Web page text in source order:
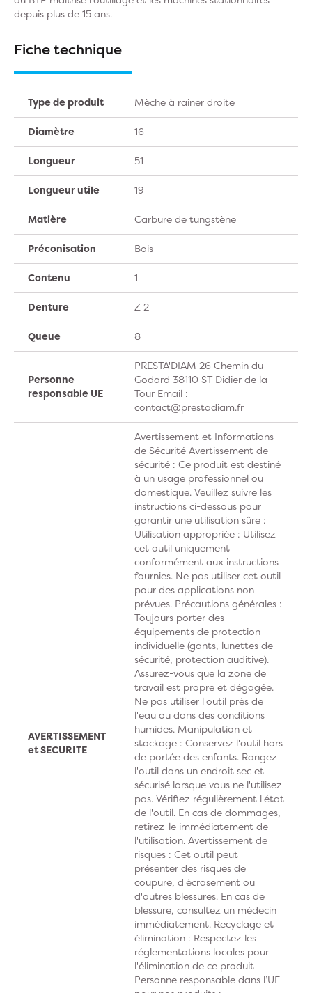
depuis plus de 15 ans.
Fiche technique
Type de produit Mèche à rainer droite
Diamètre 16
Longueur 51
Longueur utile 19
Matière Carbure de tungstène
Préconisation Bois
Contenu 1
Denture Z 2
Queue 8
Personne
responsable UE
PRESTA'DIAM 26 Chemin du
Godard 38110 ST Didier de la
Tour Email :
contact@prestadiam.fr
AVERTISSEMENT
et SECURITE
Avertissement et Informations
de Sécurité Avertissement de
sécurité : Ce produit est destiné
à un usage professionnel ou
domestique. Veuillez suivre les
instructions ci-dessous pour
garantir une utilisation sûre :
Utilisation appropriée : Utilisez
cet outil uniquement
conformément aux instructions
fournies. Ne pas utiliser cet outil
pour des applications non
prévues. Précautions générales :
Toujours porter des
équipements de protection
individuelle (gants, lunettes de
sécurité, protection auditive).
Assurez-vous que la zone de
travail est propre et dégagée.
Ne pas utiliser l'outil près de
l'eau ou dans des conditions
humides. Manipulation et
stockage : Conservez l'outil hors
de portée des enfants. Rangez
l'outil dans un endroit sec et
sécurisé lorsque vous ne l'utilisez
pas. Vérifiez régulièrement l'état
de l'outil. En cas de dommages,
retirez-le immédiatement de
l'utilisation. Avertissement de
risques : Cet outil peut
présenter des risques de
coupure, d'écrasement ou
d'autres blessures. En cas de
blessure, consultez un médecin
immédiatement. Recyclage et
élimination : Respectez les
réglementations locales pour
l'élimination de ce produit
Personne responsable dans l’UE